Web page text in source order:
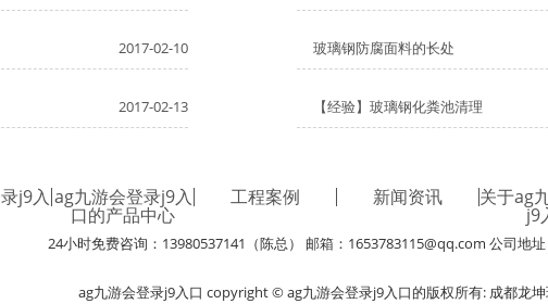
2017-02-10 玻璃钢防腐面料的长处
2017-02-13 【经验】玻璃钢化粪池清理
j9入 ag九游会登录j9入
口的产品中心
工程案例 新闻资讯 关于ag
j9
24小时免费咨询：13980537141（陈总） 邮箱： 1653783115@qq.com 公司地
ag九游会登录j9入口 copyright © ag九游会登录j9入口的版权所有: 成都龙